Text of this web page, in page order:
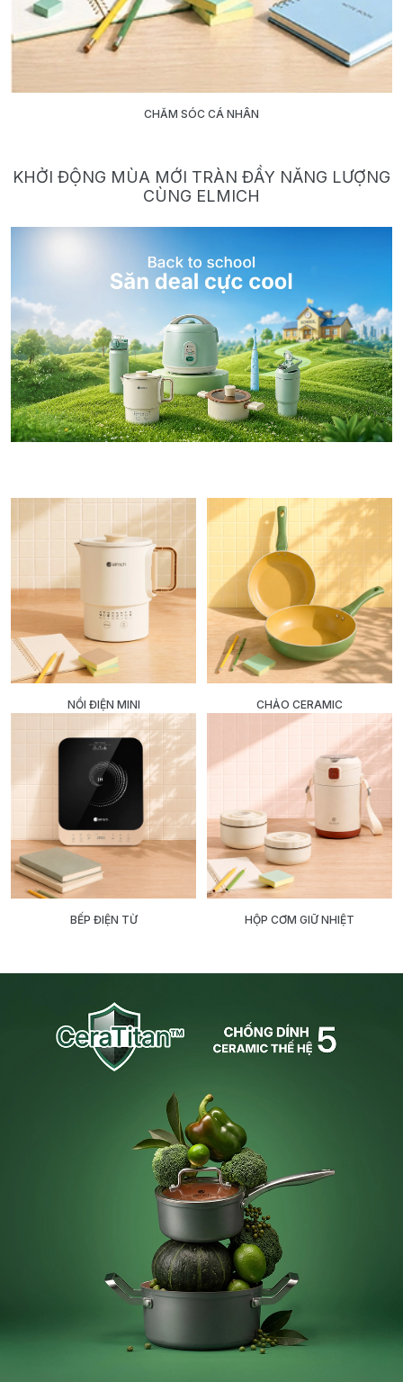
CHĂM SÓC CÁ NHÂN
KHỞI ĐỘNG MÙA MỚI TRÀN ĐẦY NĂNG LƯỢNG
CÙNG ELMICH
NỒI ĐIỆN MINI CHẢO CERAMIC
BẾP ĐIỆN TỪ HỘP CƠM GIỮ NHIỆT